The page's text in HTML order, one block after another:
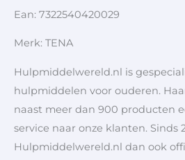
Ean: 7322540420029
Merk: TENA
Hulpmiddelwereld.nl is
hulpmiddelen voor ouderen.
naast meer dan 900 producten
service naar onze klanten. Sinds
Hulpmiddelwereld.nl dan ook